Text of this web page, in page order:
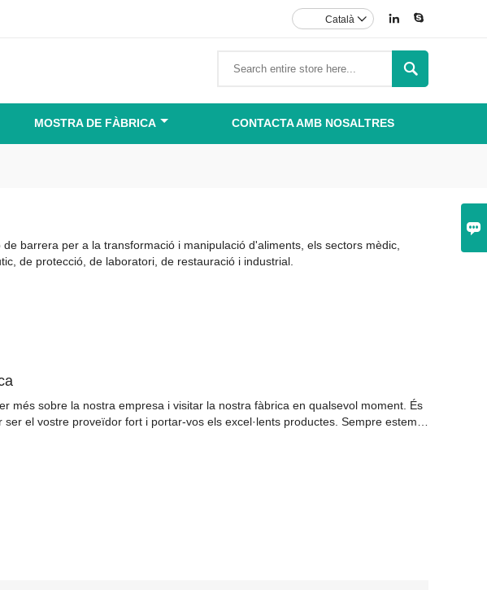

 
Català 

MOSTRA DE FÀBRICA CONTACTA AMB NOSALTRES
barrera per a la transformació i manipulació d'aliments, els sectors mèdic,
de protecció, de laboratori, de restauració i industrial.
més sobre la nostra empresa i visitar la nostra fàbrica en qualsevol moment. És
ser el vostre proveïdor fort i portar-vos els excel·lents productes. Sempre estem